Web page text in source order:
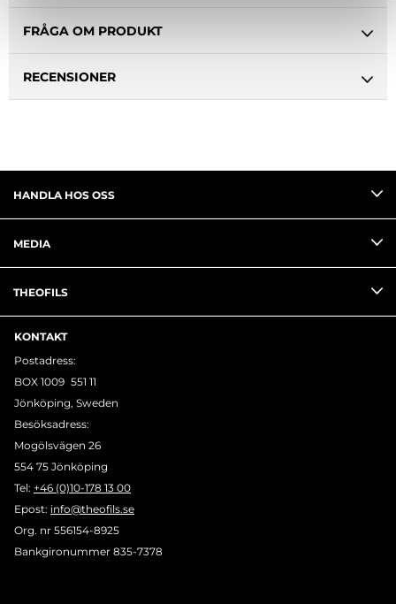
FRÅGA OM PRODUKT
RECENSIONER
HANDLA HOS OSS
MEDIA
THEOFILS
KONTAKT
Postadress:
BOX 1009 551 11
Jönköping, Sweden
Besöksadress:
Mogölsvägen 26
554 75 Jönköping
Tel: +46 (0)10-178 13 00
Epost: info@theofils.se
Org. nr 556154-8925
Bankgironummer 835-7378